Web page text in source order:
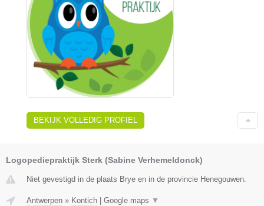
BEKIJK VOLLEDIG PROFIEL
Logopediepraktijk Sterk (Sabine Verhemeldonck)
Niet gevestigd in de plaats Brye en in de provincie Henegouwen.
Antwerpen » Kontich Google maps ▼